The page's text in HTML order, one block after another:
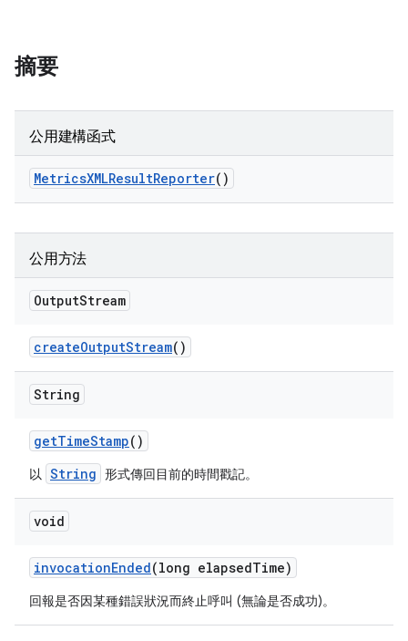
摘要
公用建構函式
MetricsXMLResultReporter()
公用方法
OutputStream
createOutputStream()
String
getTimeStamp()
以 String 形式傳回目前的時間戳記。
void
invocationEnded(long elapsedTime)
回報是否因某種錯誤狀況而終止呼叫 (無論是否成功)。